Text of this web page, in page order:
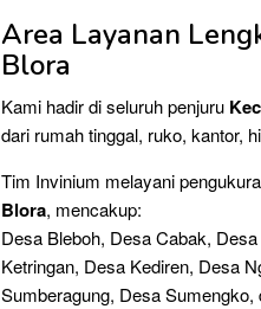
Area Layanan
Blora
Kami hadir di seluruh penjuru
dari rumah tinggal, ruko, kantor,
Tim Invinium melayani
Blora, mencakup:
Desa Bleboh, Desa Cabak,
Ketringan, Desa Kediren, Desa
Sumberagung, Desa Sumengko,